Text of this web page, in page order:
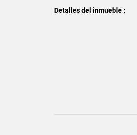
Detalles del inmueble :